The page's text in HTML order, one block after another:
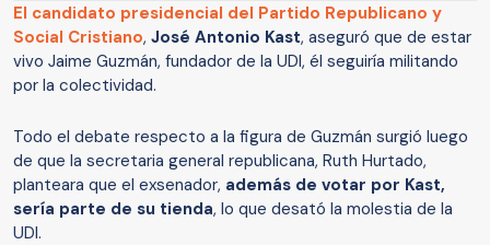
El candidato presidencial del Partido Republicano y
Social Cristiano, José Antonio Kast, aseguró que de estar
vivo Jaime Guzmán, fundador de la UDI, él seguiría militando
por la colectividad.
Todo el debate respecto a la figura de Guzmán surgió luego
de que la secretaria general republicana, Ruth Hurtado,
planteara que el exsenador, además de votar por Kast,
sería parte de su tienda, lo que desató la molestia de la
UDI.